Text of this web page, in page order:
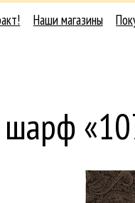
Наши магазины
шарф